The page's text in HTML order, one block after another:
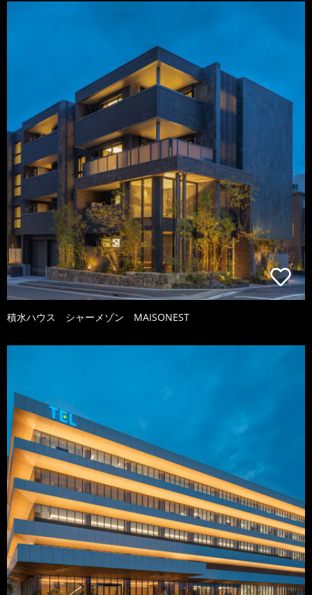
積水ハウス シャーメゾン MAISONEST